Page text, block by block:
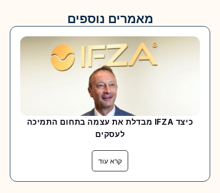
מאמרים נוספים
כיצד IFZA מבדלת את עצמה בתחום התמיכה
לעסקים
קרא עוד